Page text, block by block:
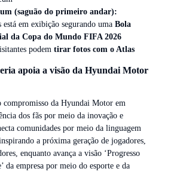
(saguão do primeiro andar):
está em exibição segurando uma Bola
da Copa do Mundo FIFA 2026
podem tirar fotos com o Atlas
apoia a visão da Hyundai Motor
compromisso da Hyundai Motor em
dos fãs por meio da inovação e
comunidades por meio da linguagem
a próxima geração de jogadores,
enquanto avança a visão ‘Progresso
da empresa por meio do esporte e da